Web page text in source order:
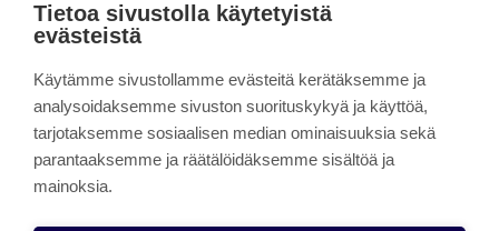
päättynyt 11.9.2023.
About the site
Käyttöehdot
Tietoa sivustolla käytetyistä
evästeistä
Käytämme sivustollamme evästeitä kerätäksemme ja
analysoidaksemme sivuston suorituskykyä ja käyttöä,
tarjotaksemme sosiaalisen median ominaisuuksia sekä
parantaaksemme ja räätälöidäksemme sisältöä ja
mainoksia.